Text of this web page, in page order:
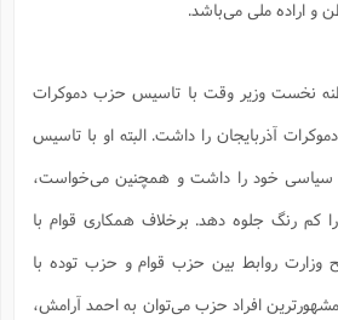
و اراده ملی می‌باشد.
قوام‌السلطنه نخست وزیر وقت با تاسیس حزب دموکرات
آذربایجان را داشت. البته او با تاسیس
خود را داشت و همچنین می‌خواست،
کم رنگ جلوه دهد. برخلاف همکاری قوام با
روابط بین حزب قوام و حزب توده با
افراد حزب می‌توان به احمد آرامش،